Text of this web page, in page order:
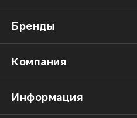
Бренды
Компания
Информация